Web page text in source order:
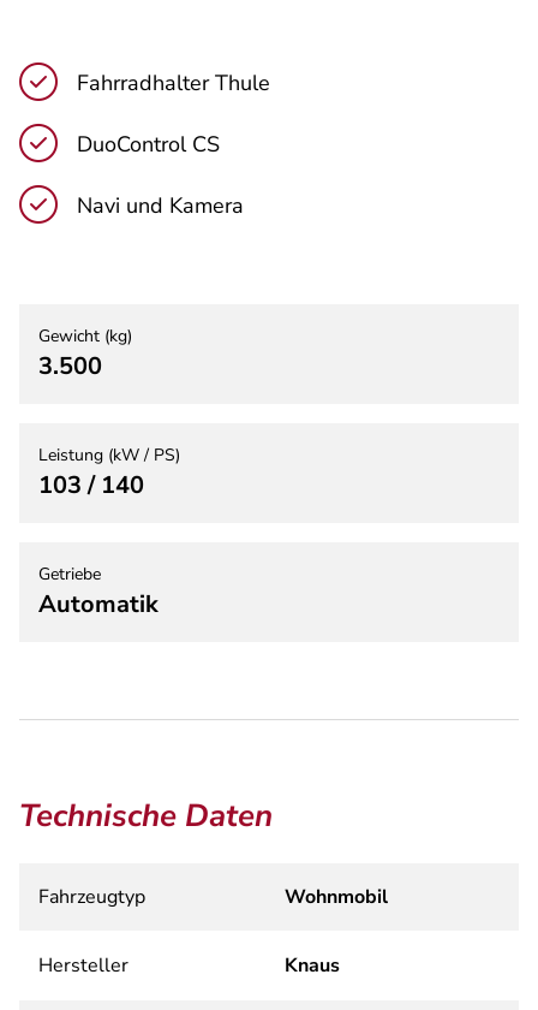
Fahrradhalter Thule
DuoControl CS
Navi und Kamera
Gewicht (kg)
3.500
Leistung (kW / PS)
103 / 140
Getriebe
Automatik
Technische Daten
Fahrzeugtyp Wohnmobil
Hersteller Knaus